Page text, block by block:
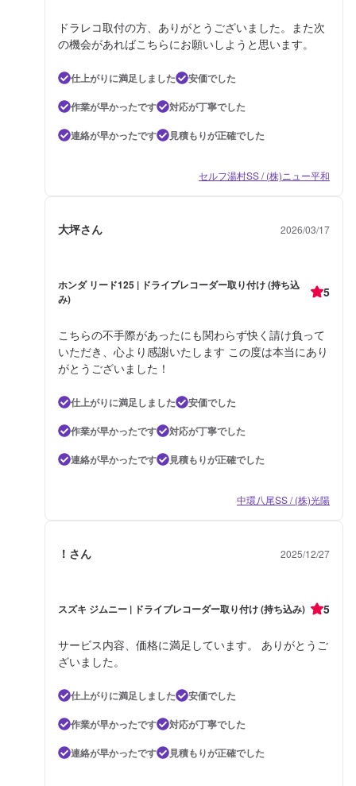
ドラレコ取付の方、ありがとうございました。また次
の機会があればこちらにお願いしようと思います。
仕上がりに満足しました
安価でした
作業が早かったです
対応が丁寧でした
連絡が早かったです
見積もりが正確でした
セルフ湯村SS / (株)ニュー平和
大坪さん 2026/03/17
ホンダ リード125 | ドライブレコーダー取り付け (持ち込
み)
5
こちらの不手際があったにも関わらず快く請け負って
いただき、心より感謝いたします この度は本当にあり
がとうございました！
仕上がりに満足しました
安価でした
作業が早かったです
対応が丁寧でした
連絡が早かったです
見積もりが正確でした
中環八尾SS / (株)光陽
！さん 2025/12/27
スズキ ジムニー | ドライブレコーダー取り付け (持ち込み) 5
サービス内容、価格に満足しています。 ありがとうご
ざいました。
仕上がりに満足しました
安価でした
作業が早かったです
対応が丁寧でした
連絡が早かったです
見積もりが正確でした